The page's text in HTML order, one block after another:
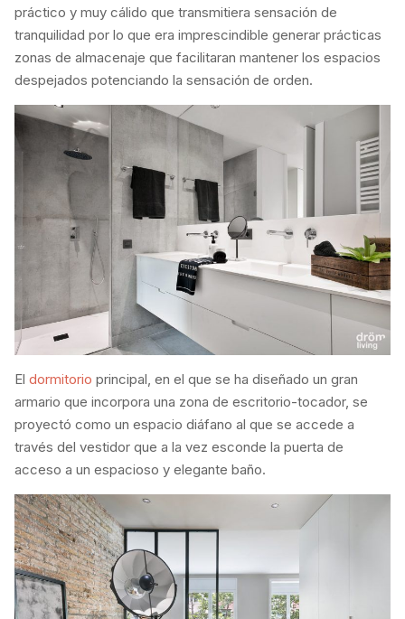
práctico y muy cálido que transmitiera sensación de
tranquilidad por lo que era imprescindible generar prácticas
zonas de almacenaje que facilitaran mantener los espacios
despejados potenciando la sensación de orden.
El dormitorio principal, en el que se ha diseñado un gran
armario que incorpora una zona de escritorio-tocador, se
proyectó como un espacio diáfano al que se accede a
través del vestidor que a la vez esconde la puerta de
acceso a un espacioso y elegante baño.